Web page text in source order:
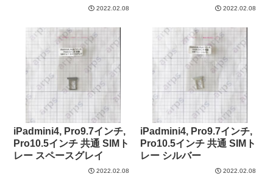
2022.02.08 2022.02.08
iPadmini4, Pro9.7インチ,
Pro10.5インチ 共通 SIMト
レー スペースグレイ
2022.02.08
iPadmini4, Pro9.7インチ,
Pro10.5インチ 共通 SIMト
レー シルバー
2022.02.08